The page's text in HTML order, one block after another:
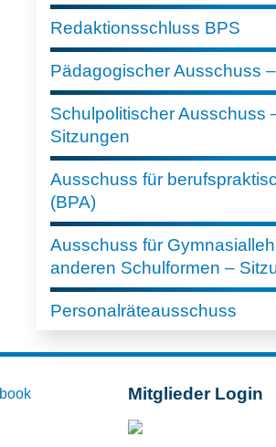
Redaktionsschluss BPS
Pädagogischer Ausschuss
Schulpolitischer Ausschuss
Sitzungen
Ausschuss für
(BPA)
Ausschuss für
anderen Schulformen –
Personalräteausschuss
Mitglieder Login